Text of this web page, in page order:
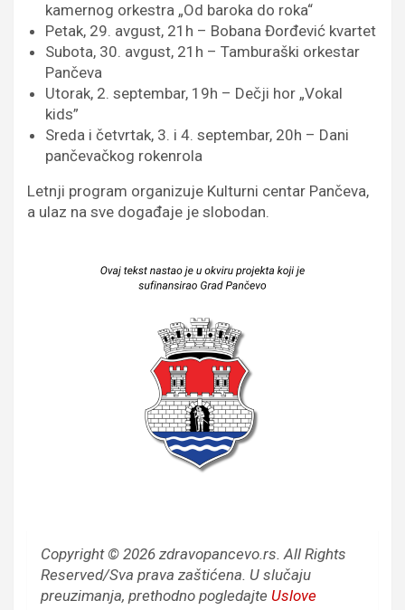
kamernog orkestra „Od baroka do roka“
Petak, 29. avgust, 21h – Bobana Đorđević kvartet
Subota, 30. avgust, 21h – Tamburaški orkestar
Pančeva
Utorak, 2. septembar, 19h – Dečji hor „Vokal
kids”
Sreda i četvrtak, 3. i 4. septembar, 20h – Dani
pančevačkog rokenrola
Letnji program organizuje Kulturni centar Pančeva,
a ulaz na sve događaje je slobodan.
Copyright © 2026 zdravopancevo.rs. All Rights
Reserved/Sva prava zaštićena. U slučaju
preuzimanja, prethodno pogledajte Uslove